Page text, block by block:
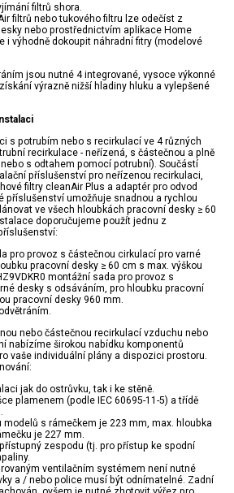
filtrů shora.
filtrů nebo tukového filtru lze odečíst z
nebo prostřednictvím aplikace Home
i výhodně dokoupit náhradní fitry (modelové
jsou nutné 4 integrované, vysoce výkonné
výrazně nižší hladiny hluku a vylepšené
s potrubím nebo s recirkulací ve 4 různých
recirkulace - neřízená, s částečnou a plně
s odtahem pomocí potrubní). Součástí
příslušenství pro neřízenou recirkulaci,
filtry cleanAir Plus a adaptér pro odvod
příslušenství umožňuje snadnou a rychlou
ve všech hloubkách pracovní desky ≥ 60
doporučujeme použít jednu z
pro provoz s částečnou cirkulací pro varné
pracovní desky ≥ 60 cm s max. výškou
montážní sada pro provoz s
desky s odsáváním, pro hloubku pracovní
pracovní desky 960 mm.
nebo částečnou recirkulací vzduchu nebo
nabízíme širokou nabídku komponentů
vaše individuální plány a dispozici prostoru.
jak do ostrůvku, tak i ke stěně.
plamenem (podle IEC 60695-11-5) a třídě
modelů s rámečkem je 223 mm, max. hloubka
je 227 mm.
zespodu (tj. pro přístup ke spodní
ventilačním systémem není nutné
a / nebo police musí být odnímatelné. Zadní